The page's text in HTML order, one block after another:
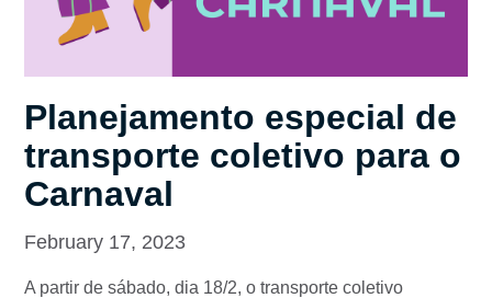
Planejamento especial de
transporte coletivo para o
Carnaval
February 17, 2023
A partir de sábado, dia 18/2, o transporte coletivo